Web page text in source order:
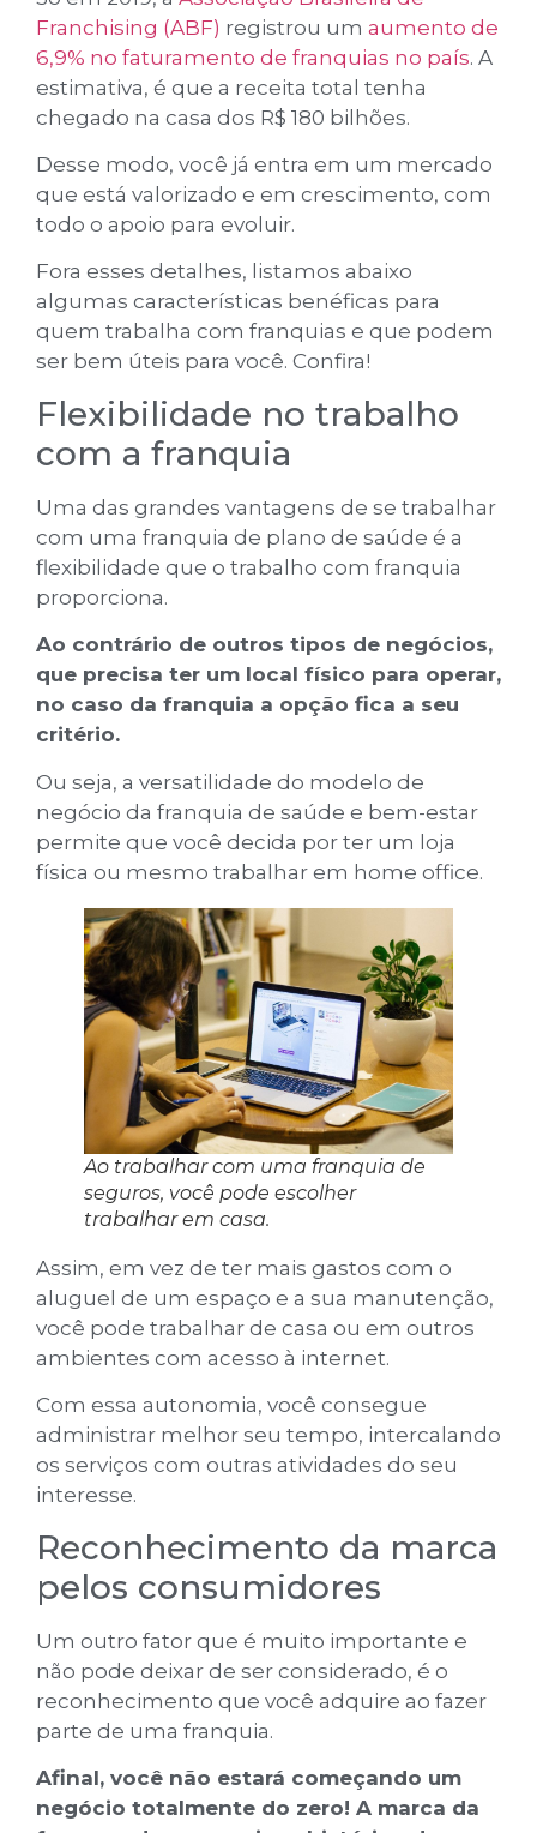
Franchising (ABF) registrou um aumento de
6,9% no faturamento de franquias no país. A
estimativa, é que a receita total tenha
chegado na casa dos R$ 180 bilhões.
Desse modo, você já entra em um mercado
que está valorizado e em crescimento, com
todo o apoio para evoluir.
Fora esses detalhes, listamos abaixo
algumas características benéficas para
quem trabalha com franquias e que podem
ser bem úteis para você. Confira!
Flexibilidade no trabalho
com a franquia
Uma das grandes vantagens de se trabalhar
com uma franquia de plano de saúde é a
flexibilidade que o trabalho com franquia
proporciona.
Ao contrário de outros tipos de negócios,
que precisa ter um local físico para operar,
no caso da franquia a opção fica a seu
critério.
Ou seja, a versatilidade do modelo de
negócio da franquia de saúde e bem-estar
permite que você decida por ter um loja
física ou mesmo trabalhar em home office.
Ao trabalhar com uma franquia de
seguros, você pode escolher
trabalhar em casa.
Assim, em vez de ter mais gastos com o
aluguel de um espaço e a sua manutenção,
você pode trabalhar de casa ou em outros
ambientes com acesso à internet.
Com essa autonomia, você consegue
administrar melhor seu tempo, intercalando
os serviços com outras atividades do seu
interesse.
Reconhecimento da marca
pelos consumidores
Um outro fator que é muito importante e
não pode deixar de ser considerado, é o
reconhecimento que você adquire ao fazer
parte de uma franquia.
Afinal, você não estará começando um
negócio totalmente do zero! A marca da